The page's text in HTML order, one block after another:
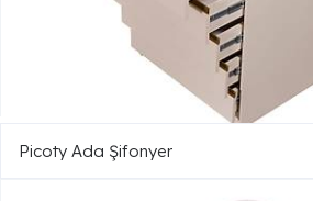
Picoty Ada Şifonyer